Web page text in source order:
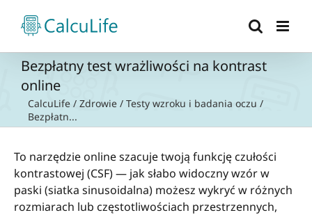
zawartości
Bezpłatny test wrażliwości na kontrast
online
CalcuLife / Zdrowie / Testy wzroku i badania oczu /
Bezpłatn...
To narzędzie online szacuje twoją funkcję czułości
kontrastowej (CSF) — jak słabo widoczny wzór w
paski (siatka sinusoidalna) możesz wykryć w różnych
rozmiarach lub częstotliwościach przestrzennych,